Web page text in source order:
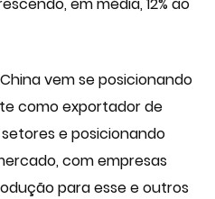
vem se posicionando
como exportador de
e posicionando
com empresas
para esse e outros